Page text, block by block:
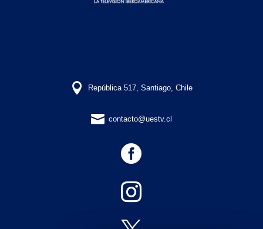
 República 517, Santiago, Chile
 contacto@uestv.cl

